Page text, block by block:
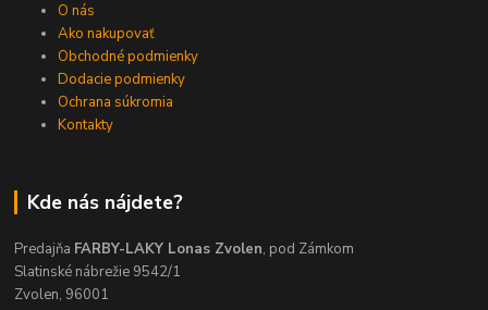
O nás
Ako nakupovať
Obchodné podmienky
Dodacie podmienky
Ochrana súkromia
Kontakty
Kde nás nájdete?
Predajňa FARBY-LAKY Lonas Zvolen, pod Zámkom
Slatinské nábrežie 9542/1
Zvolen, 96001